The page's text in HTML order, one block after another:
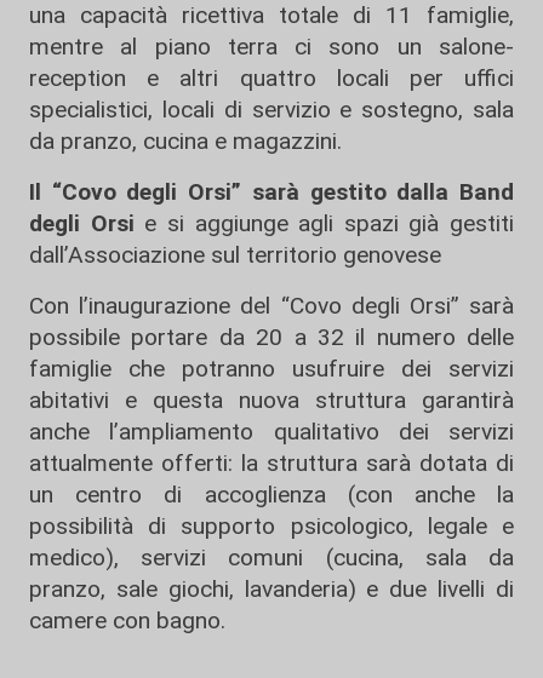
una capacità ricettiva totale di 11 famiglie,
mentre al piano terra ci sono un salone-
reception e altri quattro locali per uffici
specialistici, locali di servizio e sostegno, sala
da pranzo, cucina e magazzini.
Il “Covo degli Orsi” sarà gestito dalla Band
degli Orsi e si aggiunge agli spazi già gestiti
dall’Associazione sul territorio genovese
Con l’inaugurazione del “Covo degli Orsi” sarà
possibile portare da 20 a 32 il numero delle
famiglie che potranno usufruire dei servizi
abitativi e questa nuova struttura garantirà
anche l’ampliamento qualitativo dei servizi
attualmente offerti: la struttura sarà dotata di
un centro di accoglienza (con anche la
possibilità di supporto psicologico, legale e
medico), servizi comuni (cucina, sala da
pranzo, sale giochi, lavanderia) e due livelli di
camere con bagno.